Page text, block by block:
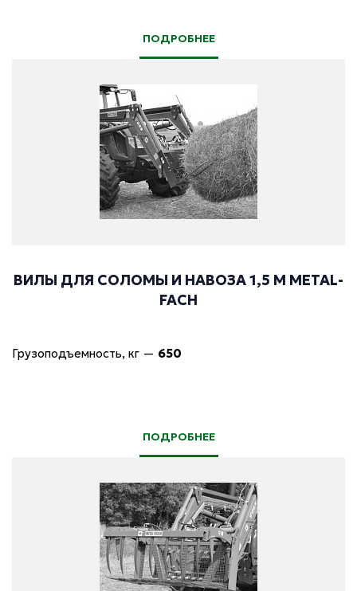
ПОДРОБНЕЕ
ВИЛЫ ДЛЯ СОЛОМЫ И НАВОЗА 1,5 М METAL-
FACH
Грузоподъемность, кг — 650
ПОДРОБНЕЕ